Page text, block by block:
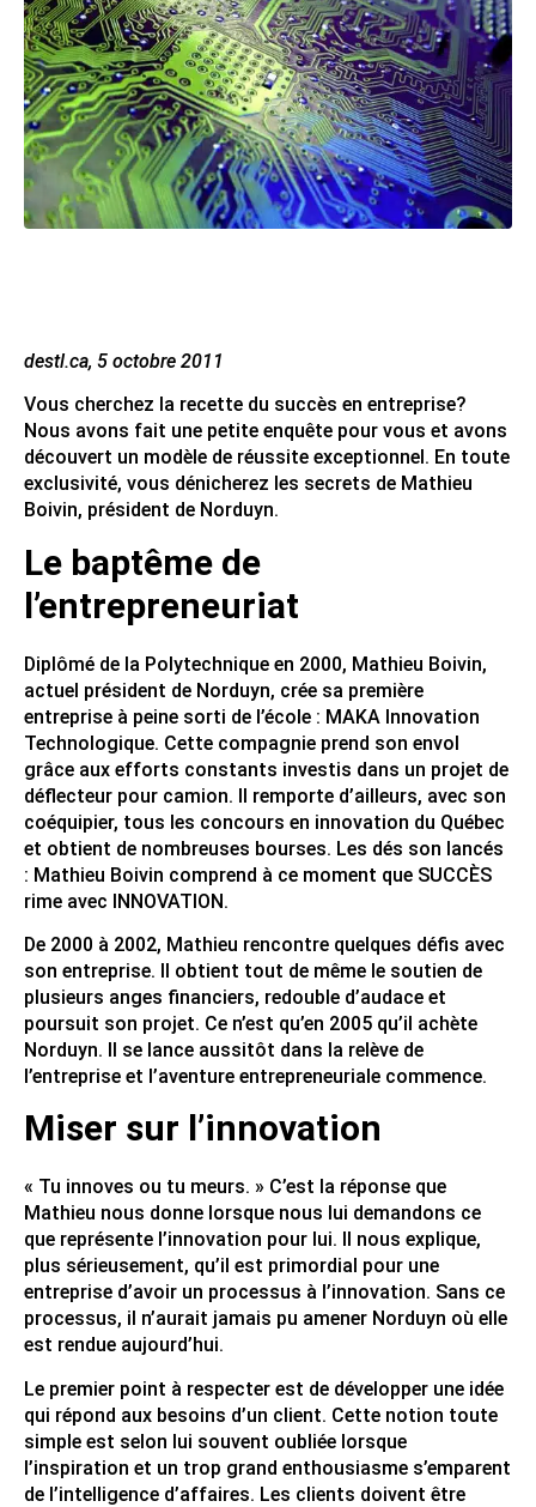
destl.ca, 5 octobre 2011
Vous cherchez la recette du succès en entreprise?
Nous avons fait une petite enquête pour vous et avons
découvert un modèle de réussite exceptionnel. En toute
exclusivité, vous dénicherez les secrets de Mathieu
Boivin, président de Norduyn.
Le baptême de
l’entrepreneuriat
Diplômé de la Polytechnique en 2000, Mathieu Boivin,
actuel président de Norduyn, crée sa première
entreprise à peine sorti de l’école : MAKA Innovation
Technologique. Cette compagnie prend son envol
grâce aux efforts constants investis dans un projet de
déflecteur pour camion. Il remporte d’ailleurs, avec son
coéquipier, tous les concours en innovation du Québec
et obtient de nombreuses bourses. Les dés son lancés
: Mathieu Boivin comprend à ce moment que SUCCÈS
rime avec INNOVATION.
De 2000 à 2002, Mathieu rencontre quelques défis avec
son entreprise. Il obtient tout de même le soutien de
plusieurs anges financiers, redouble d’audace et
poursuit son projet. Ce n’est qu’en 2005 qu’il achète
Norduyn. Il se lance aussitôt dans la relève de
l’entreprise et l’aventure entrepreneuriale commence.
Miser sur l’innovation
« Tu innoves ou tu meurs. » C’est la réponse que
Mathieu nous donne lorsque nous lui demandons ce
que représente l’innovation pour lui. Il nous explique,
plus sérieusement, qu’il est primordial pour une
entreprise d’avoir un processus à l’innovation. Sans ce
processus, il n’aurait jamais pu amener Norduyn où elle
est rendue aujourd’hui.
Le premier point à respecter est de développer une idée
qui répond aux besoins d’un client. Cette notion toute
simple est selon lui souvent oubliée lorsque
l’inspiration et un trop grand enthousiasme s’emparent
de l’intelligence d’affaires. Les clients doivent être